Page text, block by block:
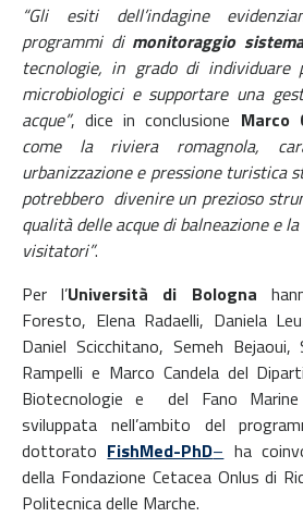
“Gli esiti dell’indagine
programmi dimonitoraggio
tecnologie, in grado di individuare
microbiologici e supportare una
acque”, dice in conclusione Marco
come la riviera romagnola,
urbanizzazione e pressione turistica
potrebbero divenire un prezioso
qualità delle acque di balneazione e
visitatori”.
Per l’Università di Bologna
Foresto, Elena Radaelli, Daniela
Daniel Scicchitano, Semeh Bejaoui,
Rampelli e Marco Candela del
Biotecnologie e del Fano Marine
sviluppata nell’ambito del
dottorato FishMed-PhD– ha
della Fondazione Cetacea Onlus di
Politecnica delle Marche.